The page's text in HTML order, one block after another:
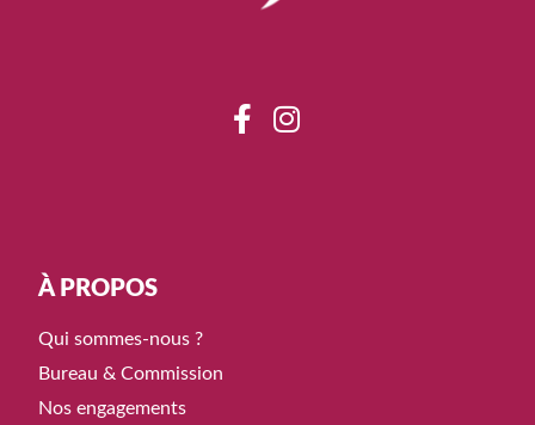
À PROPOS
Qui sommes-nous ?
Bureau & Commission
Nos engagements